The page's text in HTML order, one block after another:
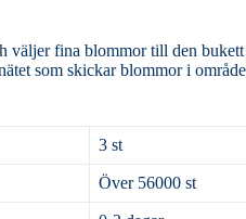
väljer fina blommor till den bukett
som skickar blommor i
3 st
Över 56000 st